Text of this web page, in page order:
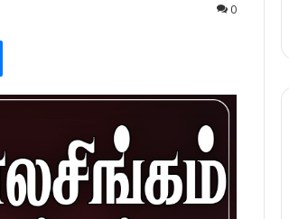
0
Messenger